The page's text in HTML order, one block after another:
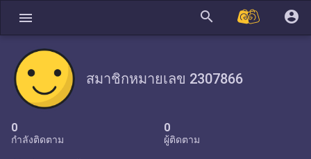
menu search account_circle
สมาชิกหมายเลข 2307866
0
กำลังติดตาม
0
ผู้ติดตาม